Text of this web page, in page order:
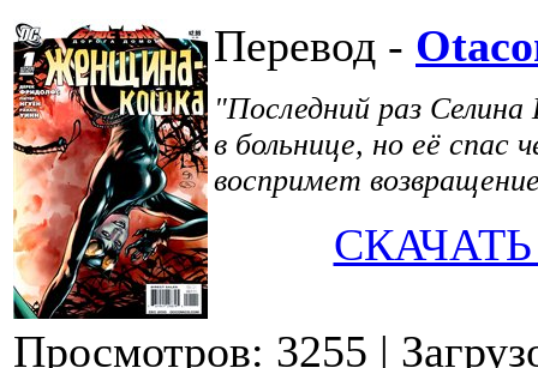
Перевод -
"Последний раз
в больнице, но её спас
воспримет
Просмотров: 3255 |